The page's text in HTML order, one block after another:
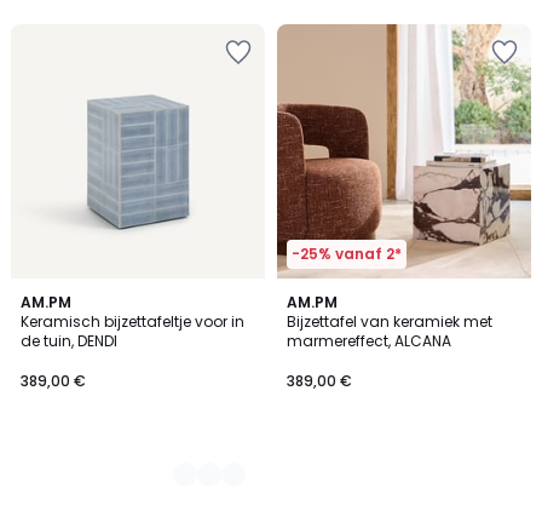
AM.PM
Keramisch bijzettafeltje voor in
de tuin, DENDI
389,00 €
3
Kleuren
-25% vanaf 2*
AM.PM
Bijzettafel van keramiek met
marmereffect, ALCANA
389,00 €